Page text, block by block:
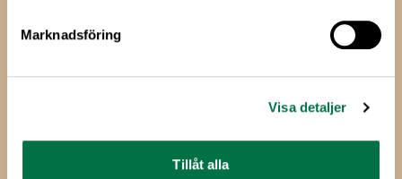
Marknadsföring
Visa detaljer
Tillåt alla